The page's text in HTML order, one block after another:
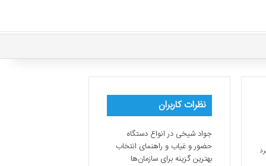
نظرات کاربران
جواد شیخی درانواع دستگاه
حضور و غیاب و راهنمای انتخاب
بهترین گزینه برای سازمان‌ها